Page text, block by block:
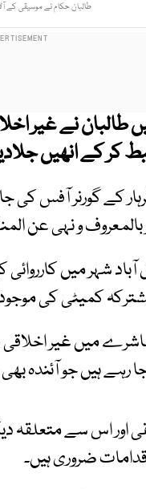
طالبان حکام نے موسیقی کے
طالبان نے غیر
کے انھیں
کے گورنر آفس کی
و نہی عن
کمیٹی کی
میں غیر
ہیں جو آئندہ
اور اس سے متعلقہ
ضروری ہیں۔